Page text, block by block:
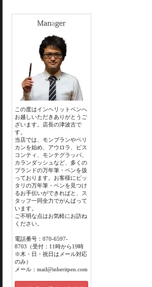
この度はインヘリットペンへ
お越しいただきありがとうご
ざいます。店長の津波古で
す。
当店では、モンブランやペリ
カンを始め、アウロラ、ビス
コンティ、モンテグラッパ、
カランダッシュなど、多くの
ブランドの万年筆・ペンを扱
っております。お客様にピッ
タリの万年筆・ペンを見つけ
るお手伝いができればと、ス
タッフ一同全力でがんばって
います。
ご不明な点はお気軽にお訪ね
ください。
電話番号：070-6597-
8703（受付：11時から19時
※木・日・祝日はメール対応
のみ）
メール：mail@inheritpen.com